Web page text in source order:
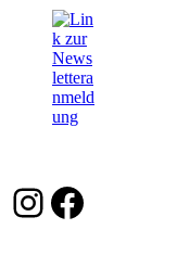
Instagram Facebook